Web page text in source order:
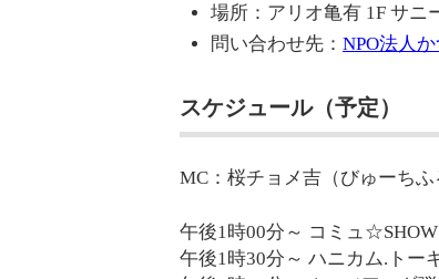
場所：アリオ亀有 1F サニ
問い合わせ先： NPO法人
スケジュール（予定）
MC：桜チョメ吉（びゅーちふ
午後1時00分～ コミュ
午後1時30分～ ハニカム.トー